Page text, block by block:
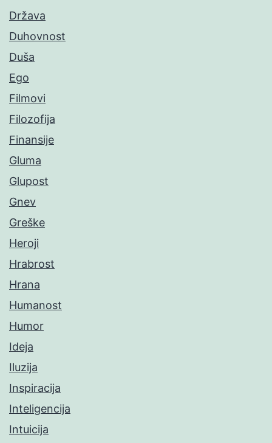
Država
Duhovnost
Duša
Ego
Filmovi
Filozofija
Finansije
Gluma
Glupost
Gnev
Greške
Heroji
Hrabrost
Hrana
Humanost
Humor
Ideja
Iluzija
Inspiracija
Inteligencija
Intuicija